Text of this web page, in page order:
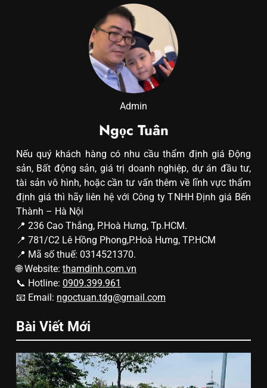
Admin
Ngọc Tuân
Nếu quý khách hàng có nhu cầu thẩm định giá Động
sản, Bất động sản, giá trị doanh nghiệp, dự án đầu tư,
tài sản vô hình, hoặc cần tư vấn thêm về lĩnh vực thẩm
định giá thì hãy liên hệ với Công ty TNHH Định giá Bến
Thành – Hà Nội
📍 236 Cao Thắng, P.Hoà Hưng, Tp.HCM.
📍 781/C2 Lê Hồng Phong,P.Hoà Hưng, TP.HCM
📍 Mã số thuế: 0314521370.
🌐 Website: thamdinh.com.vn
📞 Hotline: 0909.399.961
📧 Email: ngoctuan.tdg@gmail.com
Bài Viết Mới